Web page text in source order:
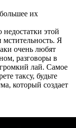
их
недостатки этой
Я
очень любят
разговоры в
лай. Самое
таксу, будьте
который создает